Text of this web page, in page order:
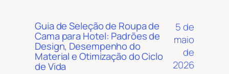
Guia de Seleção de Roupa de
Cama para Hotel: Padrões de
Design, Desempenho do
Material e Otimização do Ciclo
de Vida
5 de
maio
de
2026